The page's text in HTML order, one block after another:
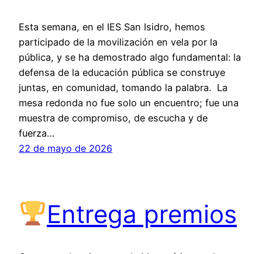
Esta semana, en el IES San Isidro, hemos
participado de la movilización en vela por la
pública, y se ha demostrado algo fundamental: la
defensa de la educación pública se construye
juntas, en comunidad, tomando la palabra. La
mesa redonda no fue solo un encuentro; fue una
muestra de compromiso, de escucha y de
fuerza…
22 de mayo de 2026
Entrega premios